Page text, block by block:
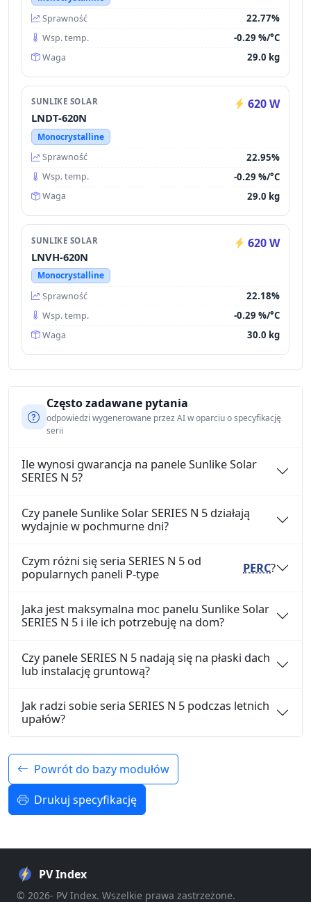
Sprawność
22.77%
Wsp. temp. -0.29 %/°C
Waga 29.0 kg
SUNLIKE SOLAR 620 W
LNDT-620N
Monocrystalline
Sprawność
22.95%
Wsp. temp. -0.29 %/°C
Waga 29.0 kg
SUNLIKE SOLAR 620 W
LNVH-620N
Monocrystalline
Sprawność
22.18%
Wsp. temp. -0.29 %/°C
Waga 30.0 kg
Często zadawane pytania
odpowiedzi wygenerowane przez AI w oparciu o specyfikację
serii
Ile wynosi gwarancja na panele Sunlike Solar
SERIES N 5?
Czy panele Sunlike Solar SERIES N 5 działają
wydajnie w pochmurne dni?
Czym różni się seria SERIES N 5 od
popularnych paneli P-type
PERC?
Jaka jest maksymalna moc panelu Sunlike Solar
SERIES N 5 i ile ich potrzebuję na dom?
Czy panele SERIES N 5 nadają się na płaski dach
lub instalację gruntową?
Jak radzi sobie seria SERIES N 5 podczas letnich
upałów?
Powrót do bazy modułów
Drukuj specyfikację
PV Index
© 2026- PV Index. Wszelkie prawa zastrzeżone.